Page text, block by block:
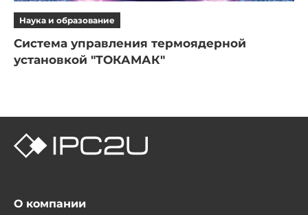
Наука и образование
Система управления термоядерной
установкой "ТОКАМАК"
О компании